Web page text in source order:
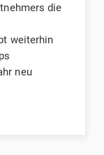
die
weiterhin
neu